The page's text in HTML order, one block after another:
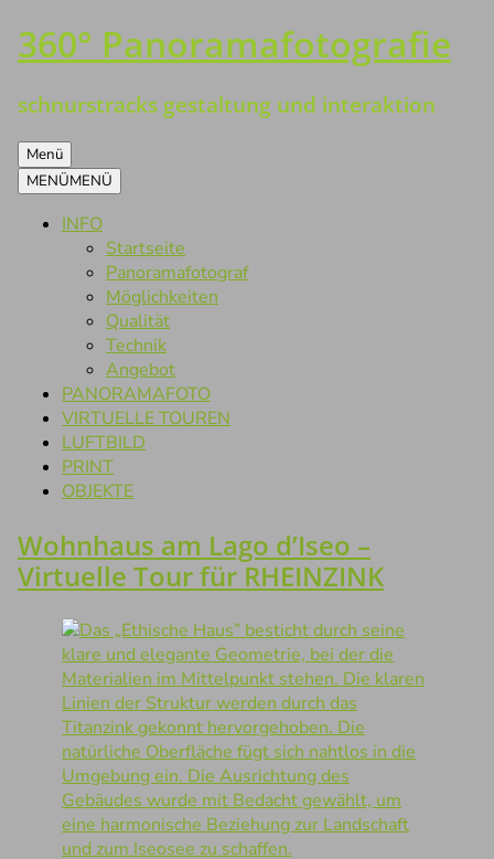
Zum
Inhalt
360° Panoramafotografie
schnurstracks gestaltung und interaktion
Menü
MENÜMENÜ
INFO
Startseite
Panoramafotograf
Möglichkeiten
Qualität
Technik
Angebot
PANORAMAFOTO
VIRTUELLE TOUREN
LUFTBILD
PRINT
OBJEKTE
Wohnhaus am Lago d’Iseo –
Virtuelle Tour für RHEINZINK